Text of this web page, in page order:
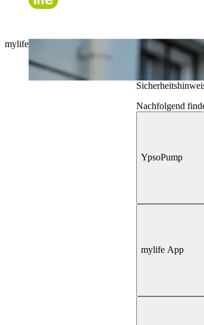
mylife Diabetes Care
mylife ist ein Produkt- und
für eine einfache, zuverlässige Selbstbehandlung
Nachfolgend
YpsoPump
mylife App